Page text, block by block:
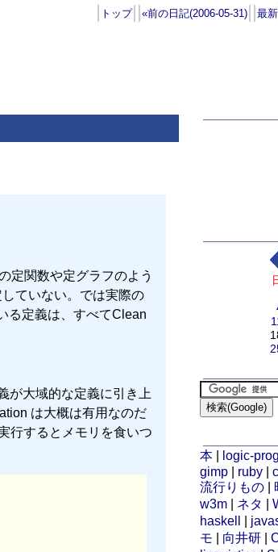
トップ «前の日記(2006-05-31) 最新
定関数や定グラフのよう
ていない。では実際の
る定義は、すべてClean
が大域的な定義に引き上
は大概は有用なのだ
行するとメモリを食いつ
本
logic-
gimp
ruby |
流行りもの
w3m
ネタ |
haskell
モ
向井研 |